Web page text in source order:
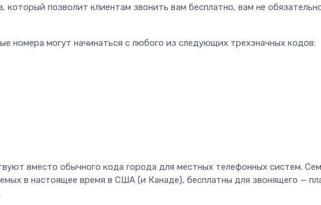
который позволит клиентам звонить вам бесплатно, вам не
номера могут начинаться с любого из следующих трехзначных кодов:
вместо обычного кода города для местных телефонных систем.
в настоящее время в США (и Канаде), бесплатны для звонящего —